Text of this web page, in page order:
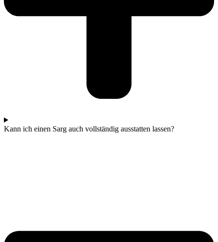
Kann ich einen Sarg auch vollständig ausstatten lassen?